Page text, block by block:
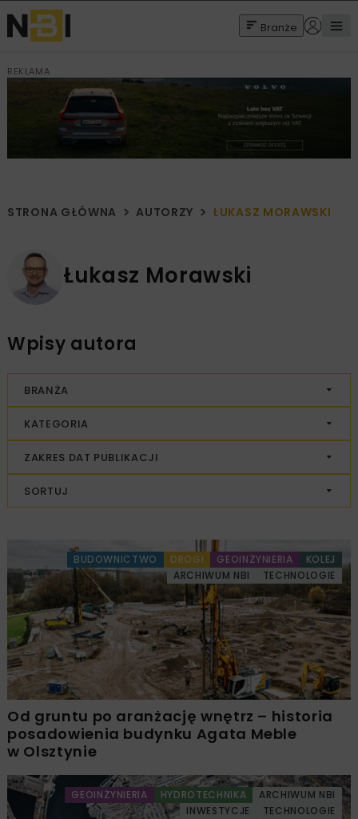
Branże
REKLAMA
STRONA GŁÓWNA AUTORZY ŁUKASZ MORAWSKI
Łukasz Morawski
Wpisy autora
BRANŻA
KATEGORIA
ZAKRES DAT PUBLIKACJI
SORTUJ
BUDOWNICTWO DROGI GEOINŻYNIERIA
KOLEJ
ARCHIWUM NBI
TECHNOLOGIE
Od gruntu po aranżację wnętrz – historia
posadowienia budynku Agata Meble
w Olsztynie
GEOINŻYNIERIA HYDROTECHNIKA
ARCHIWUM NBI
INWESTYCJE
TECHNOLOGIE